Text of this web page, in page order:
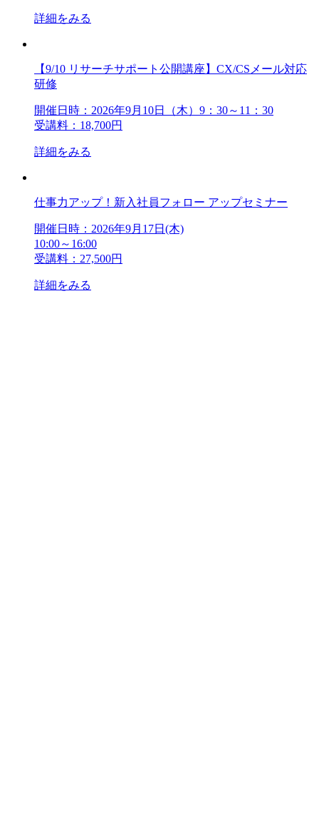
詳細をみる
【9/10 リサーチサポート公開講座】CX/CSメール対応
研修
開催日時：2026年9月10日（木）9：30～11：30
受講料：18,700円
詳細をみる
仕事力アップ！新入社員フォロー アップセミナー
開催日時：2026年9月17日(木)
10:00～16:00
受講料：27,500円
詳細をみる